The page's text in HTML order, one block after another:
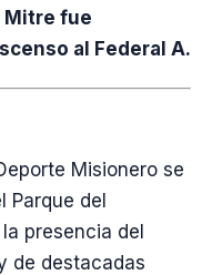
Mitre fue
al Federal A.
Misionero se
Parque del
presencia del
de destacadas